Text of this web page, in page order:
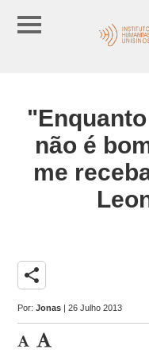
não é
me
share
Por:Jonas | 26 Julho 2013